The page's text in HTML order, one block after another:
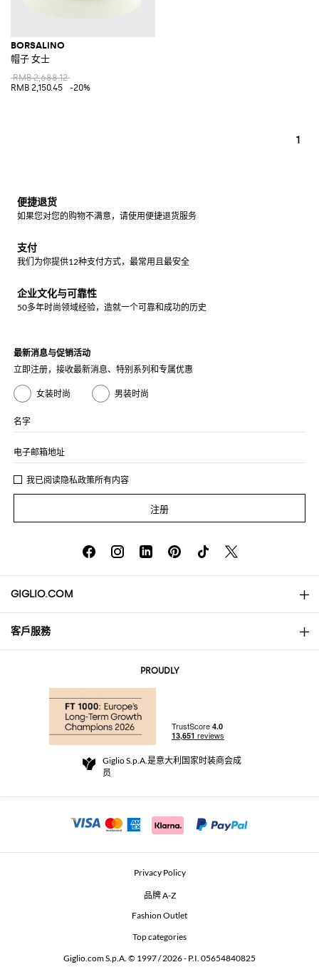
BORSALINO
帽子 女士
RMB 2,688.12
RMB 2,150.45
-20%
1
便捷退货
如果您对您的购物不满意，请使用便捷退货服务
支付
我们为你提供12种支付方式，最常用且最安全
企业文化与可靠性
50多年时尚领域经验，造就一个可靠和成功的历史
最新消息与促销活动
立即注册，接收最新消息、特别系列和专属优惠
女装时尚 男装时尚
名字
电子邮箱地址
我已阅读隐私政策所有内容
注册
GIGLIO.COM
About
Community Store
Beauty Seekers VIP Club
客戶服務
退货与退款
For a safe shopping experience
Security Communication
PROUDLY
Giglio S.p.A.是意大利国家时装商会成
员
Privacy Policy
品牌 A-Z
Fashion Outlet
Top categories
Giglio.com S.p.A. © 1997 / 2026 - P.I. 05654840825